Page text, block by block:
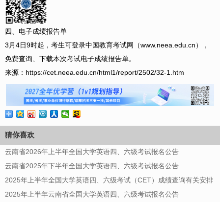
四、电子成绩报告单
3月4日9时起，考生可登录中国教育考试网（www.neea.edu.cn），
免费查询、下载本次考试电子成绩报告单。
来源：https://cet.neea.edu.cn/html1/report/2502/32-1.htm
猜你喜欢
云南省2026年上半年全国大学英语四、六级考试报名公告
云南省2025年下半年全国大学英语四、六级考试报名公告
2025年上半年全国大学英语四、六级考试（CET）成绩查询有关安排
2025年上半年云南省全国大学英语四、六级考试报名公告